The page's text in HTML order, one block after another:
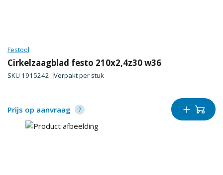
Festool
Cirkelzaagblad festo 210x2,4z30 w36
SKU 1915242 Verpakt per stuk
Prijs op aanvraag